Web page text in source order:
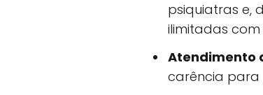
psiquiatras e,
ilimitadas
Atendimento
carência para